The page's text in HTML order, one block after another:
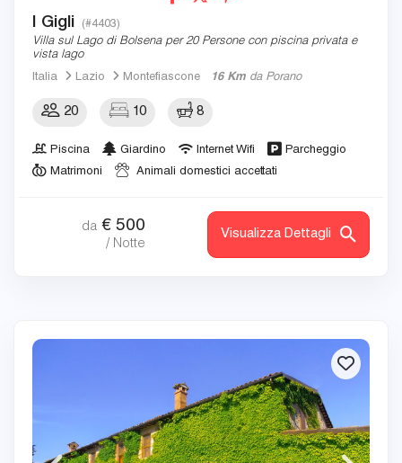
I Gigli (#4403)
Villa sul Lago di Bolsena per 20 Persone con piscina privata e
vista lago
Italia
Lazio Montefiascone 16 Km da Porano
20 10 8
Piscina Giardino Internet Wifi
Parcheggio
Matrimoni
Animali domestici accettati
da € 500
/ Notte
Visualizza Dettagli